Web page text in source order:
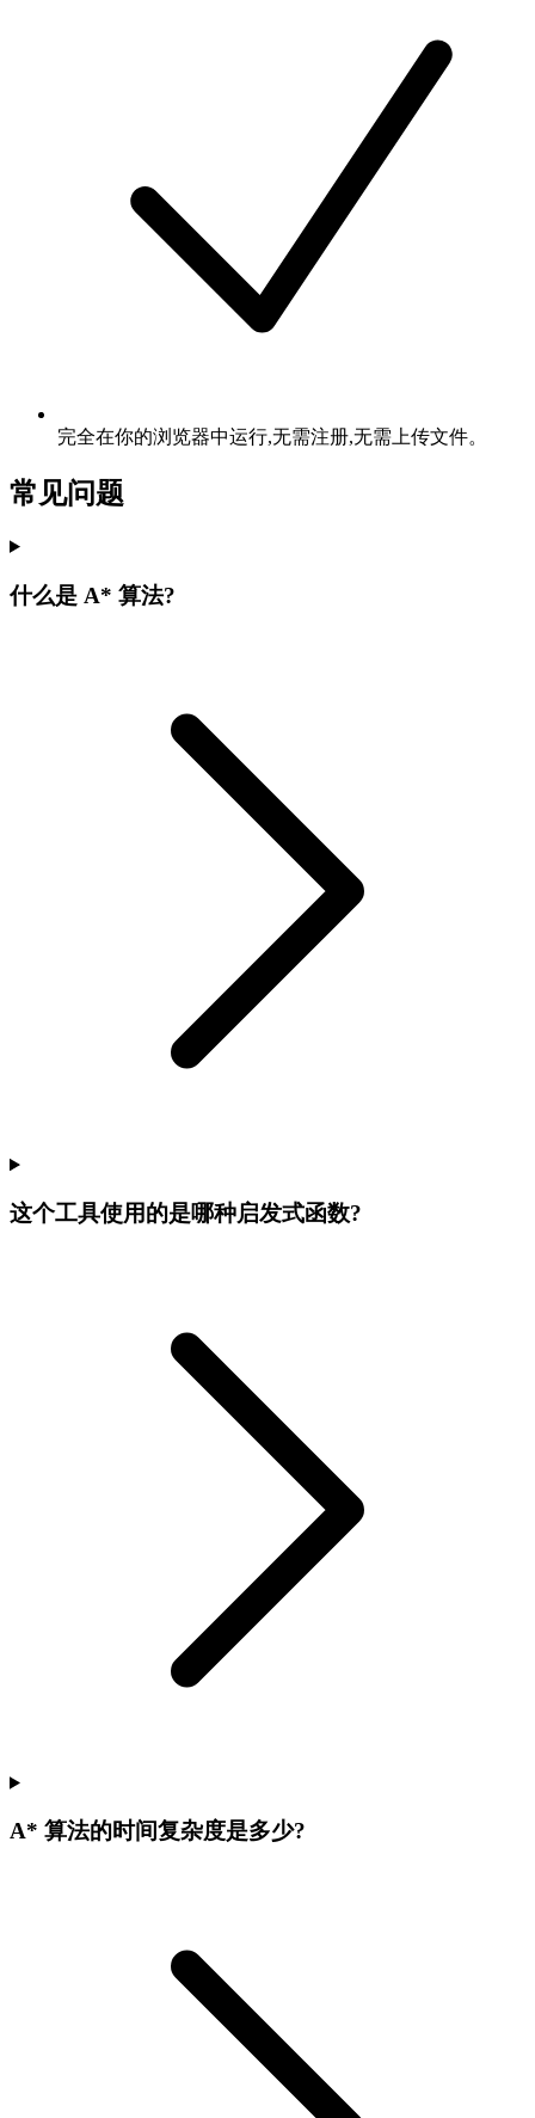
完全在你的浏览器中运行,无需注册,无需上传文件。
常见问题
什么是 A* 算法?
这个工具使用的是哪种启发式函数?
A* 算法的时间复杂度是多少?